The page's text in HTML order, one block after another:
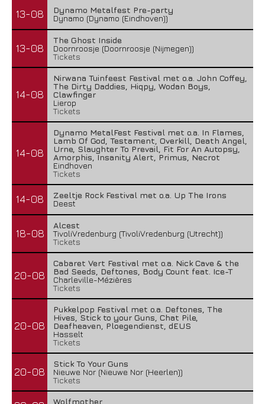
13-08
Dynamo Metalfest Pre-party
Dynamo (Dynamo (Eindhoven))
13-08
The Ghost Inside
Doornroosje (Doornroosje (Nijmegen))
Tickets
14-08
Nirwana Tuinfeest Festival met o.a. John Coffey,
The Dirty Daddies, Hiqpy, Wodan Boys,
Clawfinger
Lierop
Tickets
14-08
Dynamo MetalFest Festival met o.a. In Flames,
Lamb Of God, Testament, Overkill, Death Angel,
Urne, Slaughter To Prevail, Fit For An Autopsy,
Amorphis, Insanity Alert, Primus, Necrot
Eindhoven
Tickets
14-08
Zeeltje Rock Festival met o.a. Up The Irons
Deest
18-08
Alcest
TivoliVredenburg (TivoliVredenburg (Utrecht))
Tickets
20-08
Cabaret Vert Festival met o.a. Nick Cave & the
Bad Seeds, Deftones, Body Count feat. Ice-T
Charleville-Mézières
Tickets
20-08
Pukkelpop Festival met o.a. Deftones, The
Hives, Stick to your Guns, Chat Pile,
Deafheaven, Ploegendienst, dEUS
Hasselt
Tickets
20-08
Stick To Your Guns
Nieuwe Nor (Nieuwe Nor (Heerlen))
Tickets
Wolfmother